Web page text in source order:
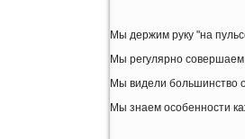
Мы держим руку "на
Мы регулярно
Мы видели большинство
Мы знаем особенности